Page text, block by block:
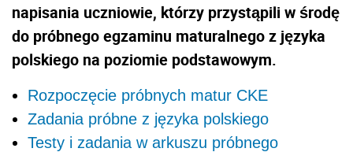
napisania uczniowie, którzy przystąpili w środę
do próbnego egzaminu maturalnego z języka
polskiego na poziomie podstawowym.
Rozpoczęcie próbnych matur CKE
Zadania próbne z języka polskiego
Testy i zadania w arkuszu próbnego